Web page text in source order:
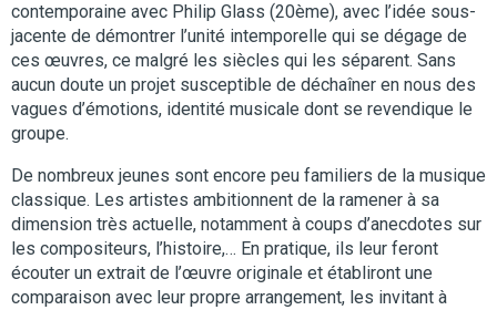
contemporaine avec Philip Glass (20ème), avec l’idée sous-
jacente de démontrer l’unité intemporelle qui se dégage de
ces œuvres, ce malgré les siècles qui les séparent. Sans
aucun doute un projet susceptible de déchaîner en nous des
vagues d’émotions, identité musicale dont se revendique le
groupe.
De nombreux jeunes sont encore peu familiers de la musique
classique. Les artistes ambitionnent de la ramener à sa
dimension très actuelle, notamment à coups d’anecdotes sur
les compositeurs, l’histoire,… En pratique, ils leur feront
écouter un extrait de l’œuvre originale et établiront une
comparaison avec leur propre arrangement, les invitant à